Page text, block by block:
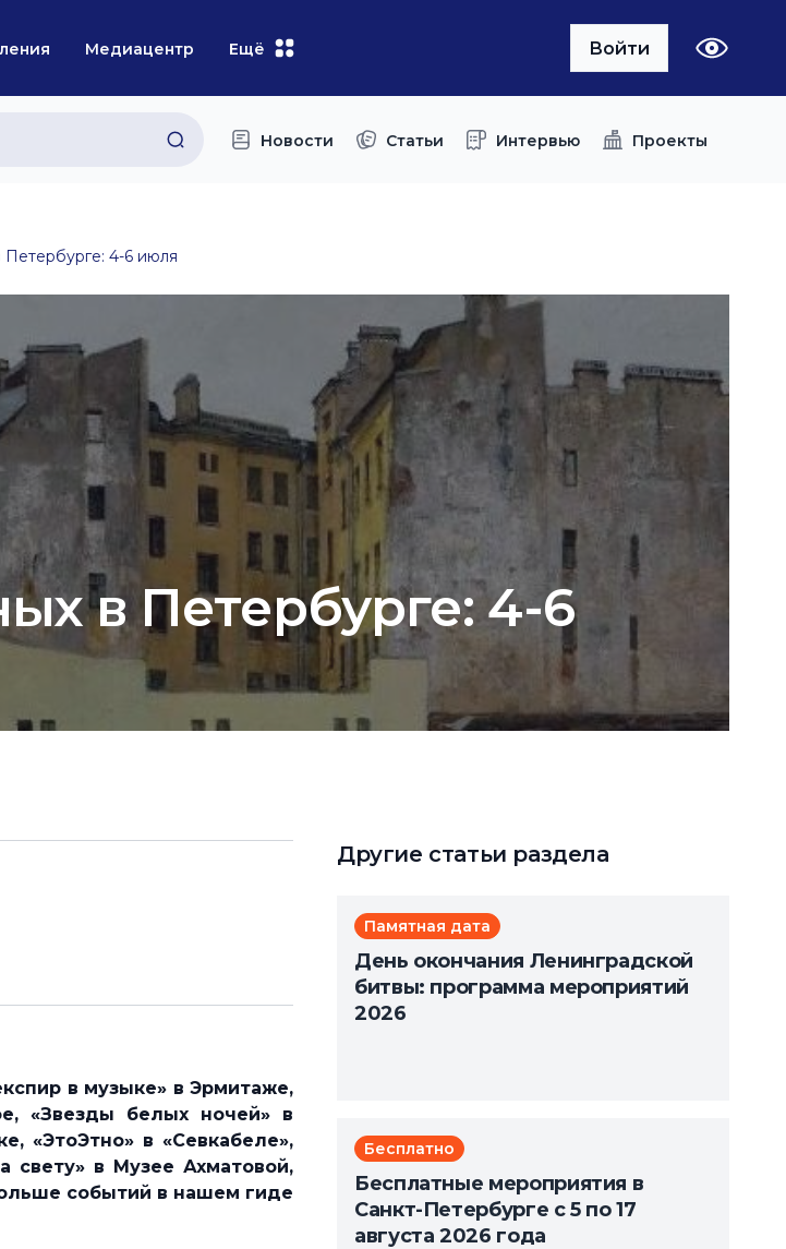
Медиацентр Ещё Войти
Новости Статьи Интервью Проекты
4-6 июля
в Петербурге: 4-6
в музыке» в Эрмитаже,
«Звезды белых ночей» в
«ЭтоЭтно» в «Севкабеле»,
свету» в Музее Ахматовой,
событий в нашем гиде
Другие статьи раздела
Памятная дата
День окончания Ленинградской
битвы: программа мероприятий
2026
Бесплатно
Бесплатные мероприятия в
Санкт-Петербурге с 5 по 17
августа 2026 года